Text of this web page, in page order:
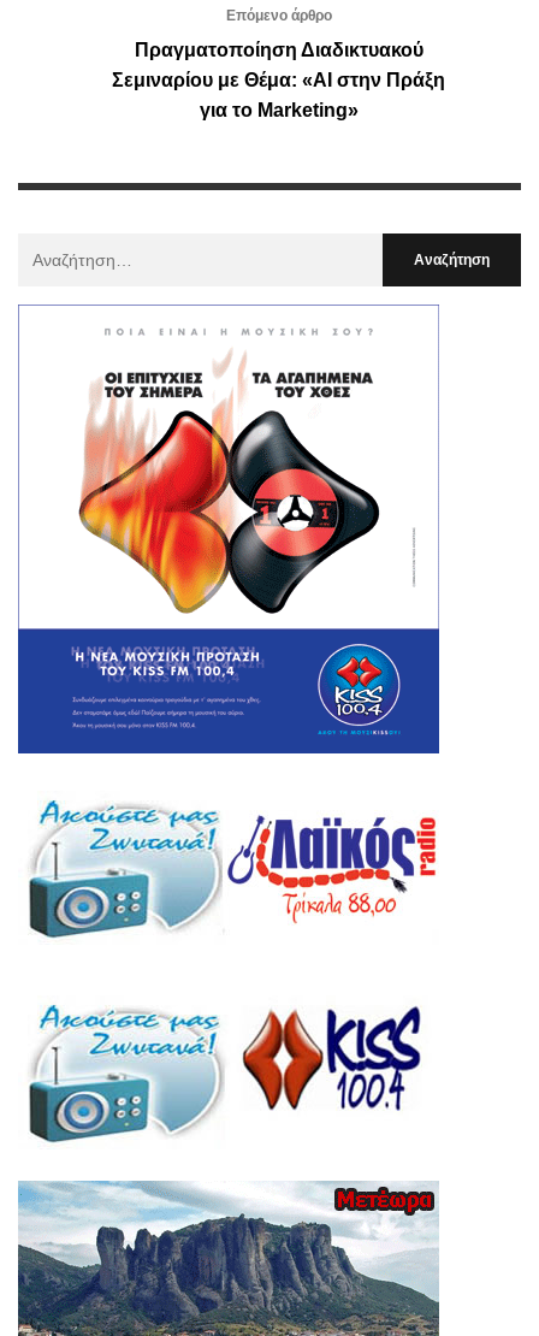
Επόμενο άρθρο
Πραγματοποίηση Διαδικτυακού
Σεμιναρίου με Θέμα: «AI στην Πράξη
για το Marketing»
: